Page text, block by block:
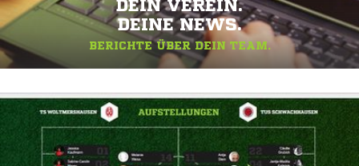
DEIN VEREIN.
DEINE NEWS.
BERICHTE ÜBER DEIN TEAM.